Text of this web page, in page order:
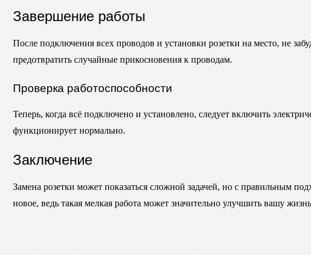
Завершение работы
После подключения всех проводов и установки розетки на место, не
предотвратить случайные прикосновения к проводам.
Проверка работоспособности
Теперь, когда всё подключено и установлено, следует включить
функционирует нормально.
Заключение
Замена розетки может показаться сложной задачей, но с правильным
новое, ведь такая мелкая работа может значительно улучшить вашу